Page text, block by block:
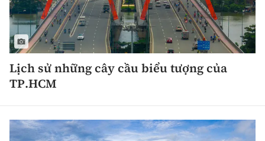
Lịch sử những cây cầu biểu tượng của
TP.HCM